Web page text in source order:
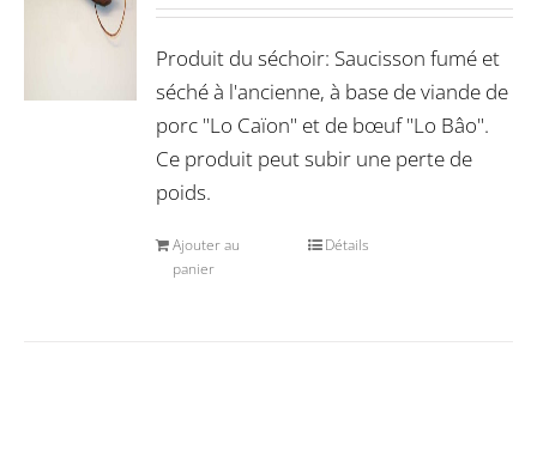
Produit du séchoir: Saucisson fumé et
séché à l'ancienne, à base de viande de
porc "Lo Caïon" et de bœuf "Lo Bâo".
Ce produit peut subir une perte de
poids.
Ajouter au
panier
Détails